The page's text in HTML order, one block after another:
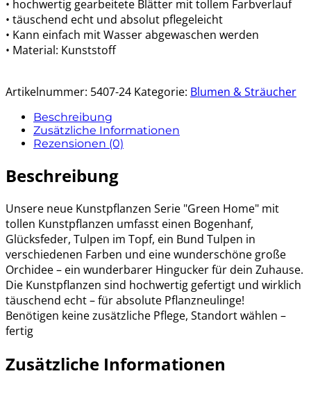
• hochwertig gearbeitete Blätter mit tollem Farbverlauf
• täuschend echt und absolut pflegeleicht
• Kann einfach mit Wasser abgewaschen werden
• Material: Kunststoff
Artikelnummer: 5407-24 Kategorie: Blumen & Sträucher
Beschreibung
Zusätzliche Informationen
Rezensionen (0)
Beschreibung
Unsere neue Kunstpflanzen Serie "Green Home" mit
tollen Kunstpflanzen umfasst einen Bogenhanf,
Glücksfeder, Tulpen im Topf, ein Bund Tulpen in
verschiedenen Farben und eine wunderschöne große
Orchidee – ein wunderbarer Hingucker für dein Zuhause.
Die Kunstpflanzen sind hochwertig gefertigt und wirklich
täuschend echt – für absolute Pflanzneulinge!
Benötigen keine zusätzliche Pflege, Standort wählen –
fertig
Zusätzliche Informationen